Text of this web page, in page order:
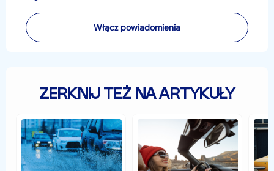
Włącz powiadomienia
ZERKNIJ TEŻ NA ARTYKUŁY
Jak
zabezpieczyć
samochód
przed
jesiennymi
Samochód
cabrio
–
czy
czyli